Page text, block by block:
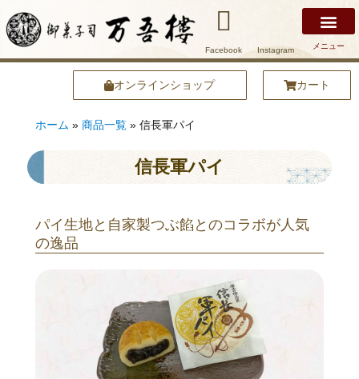
Facebook Instagram メニュー
オンラインショップ カート
ホーム »商品一覧 »信長軍パイ
信長軍パイ
パイ生地と自家製つぶ餡とのコラボが人気
の逸品